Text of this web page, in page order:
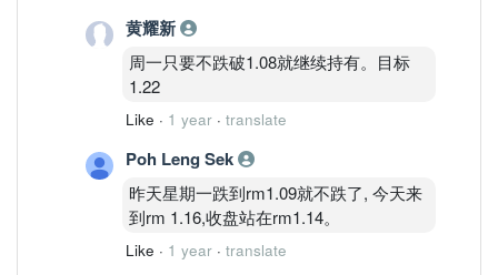
黄耀新
周一只要不跌破1.08就继续持有。目标
1.22
Like · 1 year · translate
Poh Leng Sek
昨天星期一跌到rm1.09就不跌了, 今天来
到rm 1.16,收盘站在rm1.14。
Like · 1 year · translate